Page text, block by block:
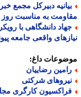
دبیرکل مجمع
به مناسبت روز
دانشگاهی با
واقعی جامعه پیوند
داغ:
رضاییان
شرکتی
کارگری مجلس